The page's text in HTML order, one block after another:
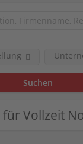
für Vollzeit